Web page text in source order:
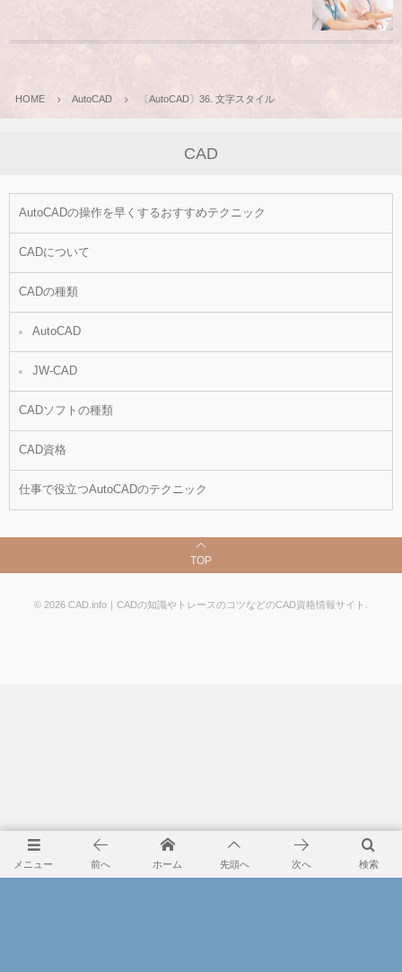
HOME AutoCAD 〔AutoCAD〕36. 文字スタイル
CAD
AutoCADの操作を早くするおすすめテクニック
CADについて
CADの種類
AutoCAD
JW-CAD
CADソフトの種類
CAD資格
仕事で役立つAutoCADのテクニック
TOP
© 2026 CAD.info｜CADの知識やトレースのコツなどのCAD資格情報サイト .
メニュー 検索
前へ ホーム 先頭へ 次へ